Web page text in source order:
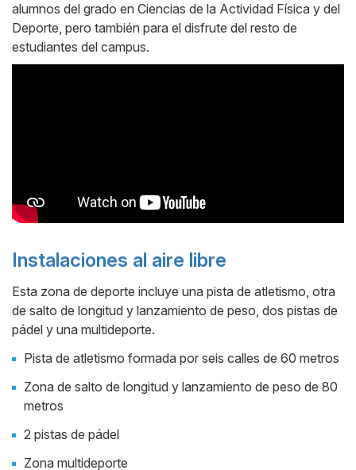
alumnos del grado en Ciencias de la Actividad Física y del
Deporte, pero también para el disfrute del resto de
estudiantes del campus.
Instalaciones al aire libre
Esta zona de deporte incluye una pista de atletismo, otra
de salto de longitud y lanzamiento de peso, dos pistas de
pádel y una multideporte.
Pista de atletismo formada por seis calles de 60 metros
Zona de salto de longitud y lanzamiento de peso de 80
metros
2 pistas de pádel
Zona multideporte